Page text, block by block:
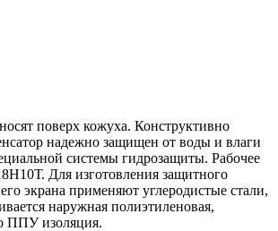
поверх кожуха. Конструктивно
надежно защищен от воды и влаги
системы гидрозащиты. Рабочее
Для изготовления защитного
экрана применяют углеродистые стали,
наружная полиэтиленовая,
ППУ изоляция.